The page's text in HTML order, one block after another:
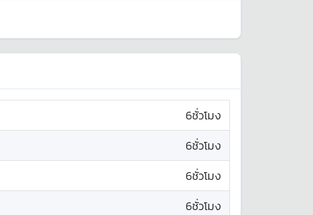
6ชั่วโมง
6ชั่วโมง
6ชั่วโมง
6ชั่วโมง